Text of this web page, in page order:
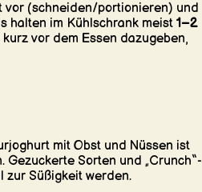
vor (schneiden/portionieren) und
halten im Kühlschrank meist 1–2
vor dem Essen dazugeben,
mit Obst und Nüssen ist
Gezuckerte Sorten und „Crunch“-
zur Süßigkeit werden.